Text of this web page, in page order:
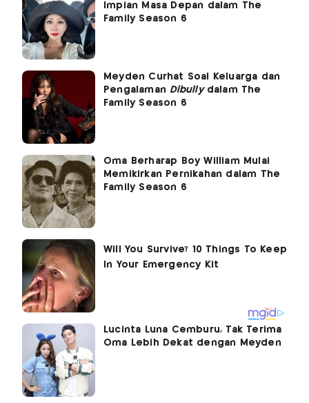
Impian Masa Depan dalam The
Family Season 6
Meyden Curhat Soal Keluarga dan
Pengalaman Dibullydalam The
Family Season 6
Oma Berharap Boy William Mulai
Memikirkan Pernikahan dalam The
Family Season 6
Lucinta Luna Cemburu, Tak Terima
Oma Lebih Dekat dengan Meyden